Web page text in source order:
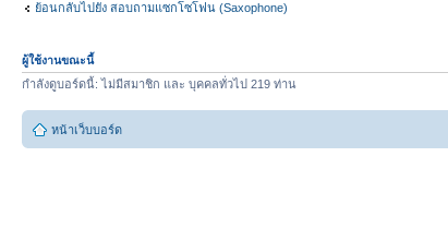
ย้อนกลับไปยัง สอบถามแซกโซโฟน (Saxophone)
ผู้ใช้งานขณะนี้
กำลังดูบอร์ดนี้: ไม่มีสมาชิก และ บุคคลทั่วไป 219 ท่าน
หน้าเว็บบอร์ด